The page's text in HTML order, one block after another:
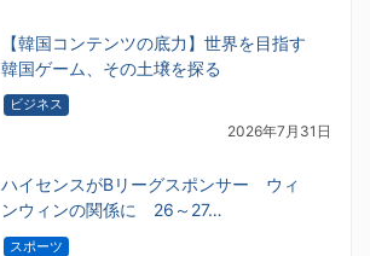
【韓国コンテンツの底力】世界を目指す
韓国ゲーム、その土壌を探る
ビジネス
2026年7月31日
ハイセンスがBリーグスポンサー ウィ
ンウィンの関係に 26～27…
スポーツ